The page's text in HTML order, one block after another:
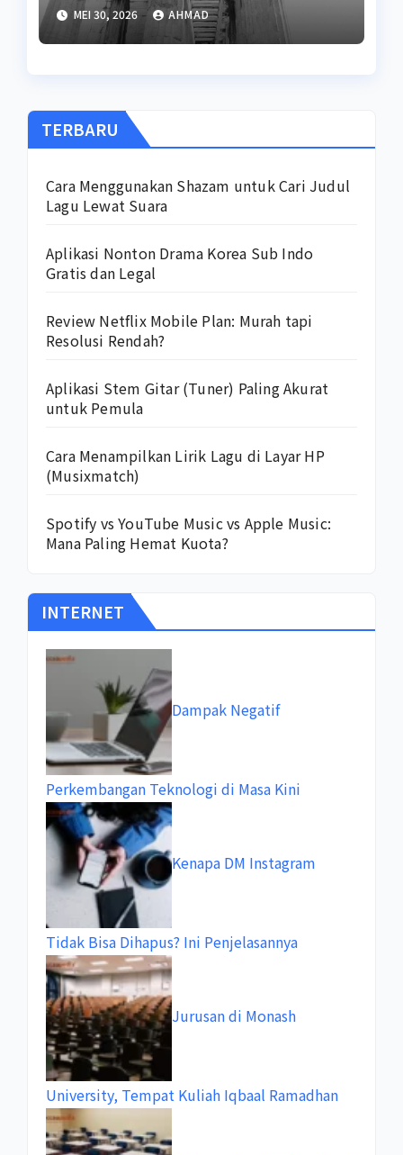
MEI 30, 2026 AHMAD
TERBARU
Cara Menggunakan Shazam untuk Cari Judul
Lagu Lewat Suara
Aplikasi Nonton Drama Korea Sub Indo
Gratis dan Legal
Review Netflix Mobile Plan: Murah tapi
Resolusi Rendah?
Aplikasi Stem Gitar (Tuner) Paling Akurat
untuk Pemula
Cara Menampilkan Lirik Lagu di Layar HP
(Musixmatch)
Spotify vs YouTube Music vs Apple Music:
Mana Paling Hemat Kuota?
INTERNET
Dampak Negatif
Perkembangan Teknologi di Masa Kini
Kenapa DM Instagram
Tidak Bisa Dihapus? Ini Penjelasannya
Jurusan di Monash
University, Tempat Kuliah Iqbaal Ramadhan